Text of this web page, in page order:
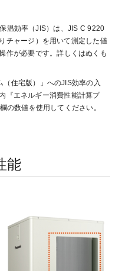
温効率（JIS）は、JIS C 9220
チャージ）を用いて測定した値
作が必要です。詳しくはぬくも
（住宅版）」へのJIS効率の入
『エネルギー消費性能計算プ
の数値を使用してください。
能